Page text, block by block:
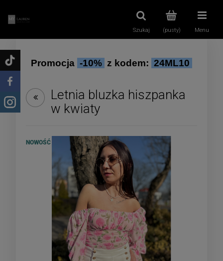
(pusty)
Szukaj Menu
Promocja -10% z kodem: 24ML10
Letnia bluzka hiszpanka
w kwiaty
NOWOŚĆ